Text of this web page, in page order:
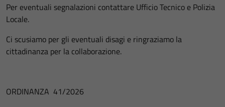
Per eventuali segnalazioni contattare Ufficio Tecnico e Polizia
Locale.
Ci scusiamo per gli eventuali disagi e ringraziamo la
cittadinanza per la collaborazione.
ORDINANZA 41/2026